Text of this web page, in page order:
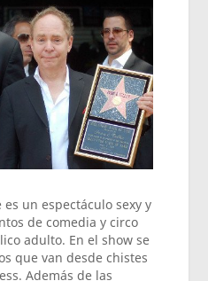
un espectáculo sexy y
de comedia y circo
adulto. En el show se
que van desde chistes
Además de las